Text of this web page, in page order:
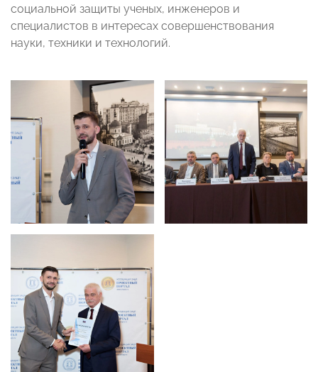
социальной защиты ученых, инженеров и
специалистов в интересах совершенствования
науки, техники и технологий.